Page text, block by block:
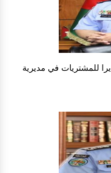
للمشتريات في مديرية